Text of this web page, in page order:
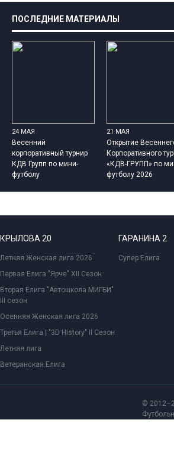
ПОСЛЕДНИЕ МАТЕРИАЛЫ
24 МАЯ
Весенний
корпоративный турнир
КДВ Групп по мини-
футболу
21 МАЯ
Открытие
Корпоративного
«КДВ-ГРУПП» по
футболу 2026
КРЫЛОВА 20
Летняя Женская лига 2026
Первая Елига "Ярче" XII Сезон
Вторая Елига "Автошкола МИГБИ"
III сезон
Осенняя Женская лига 2026
Третья Елига | "3D History" II Сезон
Летняя лига
Ветеранская Елига
ГАРАНИНА 2
Супер Елига
©